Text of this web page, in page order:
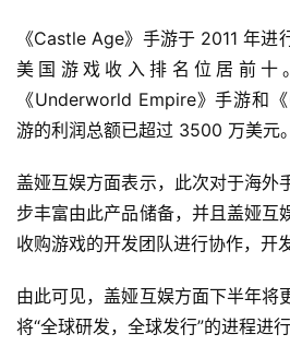
机
游
戏
闲
游
戏
2
0
《Castle Age》手游于 2011 年进
美国游戏收入排名位居前十
《Underworld Empire》手游和
游的利润总额已超过 3500 万美元。
盖娅互娱方面表示，此次对于海外
步丰富由此产品储备，并且盖娅互
收购游戏的开发团队进行协作，开
由此可见，盖娅互娱方面下半年将
将“全球研发，全球发行”的进程进行